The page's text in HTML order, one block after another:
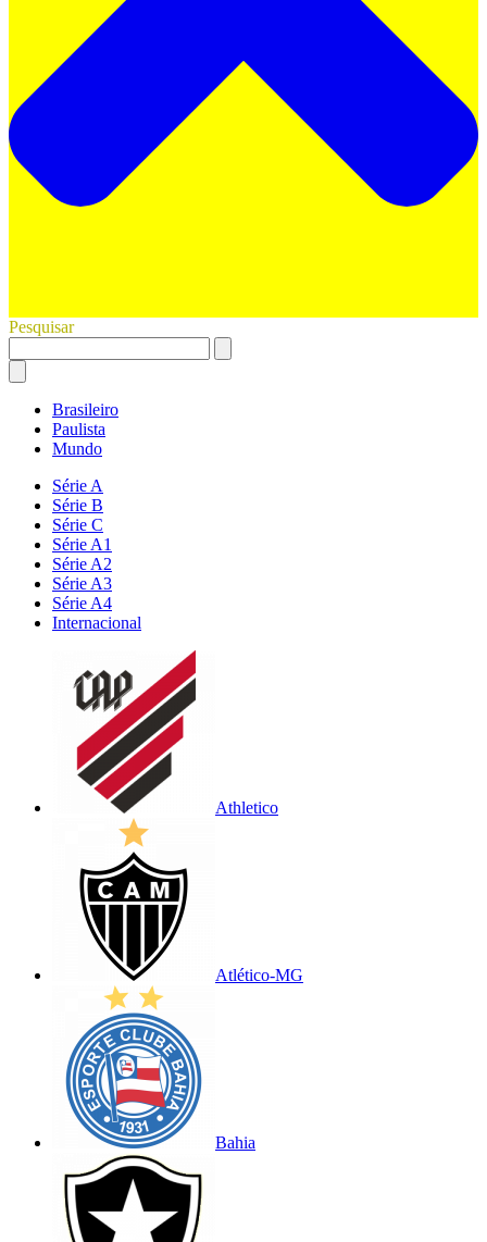
Pesquisar
Brasileiro
Paulista
Mundo
Série A
Série B
Série C
Série A1
Série A2
Série A3
Série A4
Internacional
Athletico
Atlético-MG
Bahia